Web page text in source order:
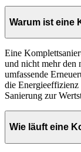
Warum ist eine
Eine
und nicht mehr den
umfassende
die Energieeffizienz
Sanierung zur
Wie läuft eine